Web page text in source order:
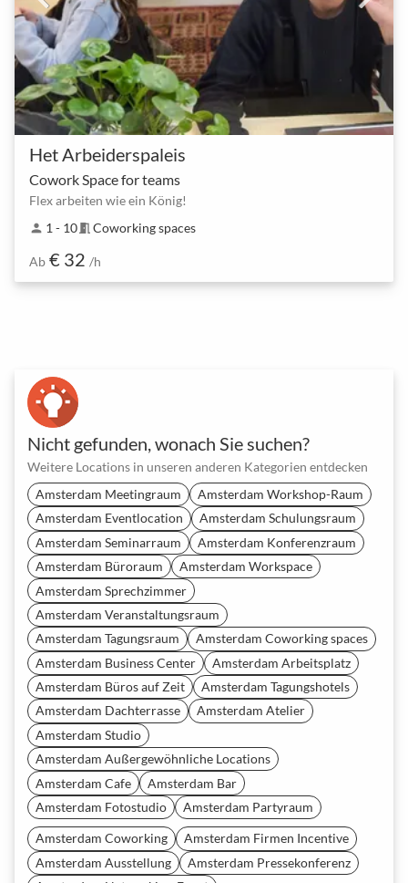
Het Arbeiderspaleis
Cowork Space for teams
Flex arbeiten wie ein König!
person 1 - 10meeting_room Coworking spaces
Ab € 32 /h
Nicht gefunden, wonach Sie suchen?
Weitere Locations in unseren anderen Kategorien entdecken
Amsterdam Meetingraum
Amsterdam Workshop-Raum
Amsterdam Eventlocation
Amsterdam Schulungsraum
Amsterdam Seminarraum
Amsterdam Konferenzraum
Amsterdam Büroraum
Amsterdam Workspace
Amsterdam Sprechzimmer
Amsterdam Veranstaltungsraum
Amsterdam Tagungsraum
Amsterdam Coworking spaces
Amsterdam Business Center
Amsterdam Arbeitsplatz
Amsterdam Büros auf Zeit
Amsterdam Tagungshotels
Amsterdam Dachterrasse
Amsterdam Atelier
Amsterdam Studio
Amsterdam Außergewöhnliche Locations
Amsterdam Cafe
Amsterdam Bar
Amsterdam Fotostudio
Amsterdam Partyraum
Amsterdam Coworking
Amsterdam Firmen Incentive
Amsterdam Ausstellung
Amsterdam Pressekonferenz